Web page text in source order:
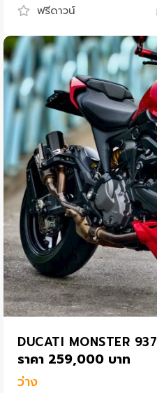
ฟรีดาวน์
DUCATI MONSTER 937
ราคา 259,000 บาท
ว่าง